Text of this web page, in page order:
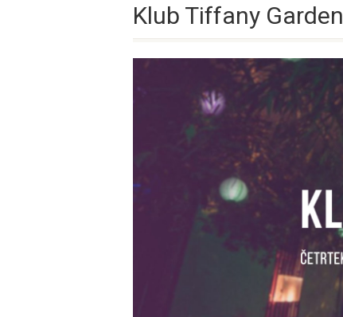
Klub Tiffany Garden